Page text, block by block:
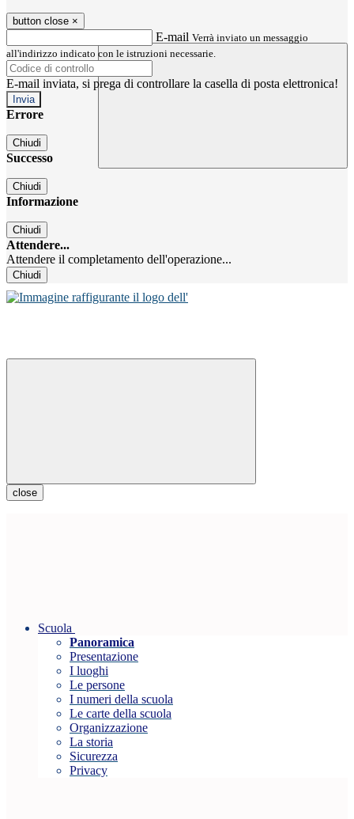
button close ×
E-mail Verrà inviato un messaggio
all'indirizzo indicato con le istruzioni necessarie.
E-mail inviata, si prega di controllare la casella di posta elettronica!
Errore
Chiudi
Successo
Chiudi
Informazione
Chiudi
Attendere...
Attendere il completamento dell'operazione...
Chiudi
close
Scuola
Panoramica
Presentazione
I luoghi
Le persone
I numeri della scuola
Le carte della scuola
Organizzazione
La storia
Sicurezza
Privacy